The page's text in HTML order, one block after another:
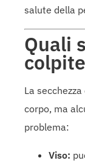
salute della
Quali
La
corpo, ma
problema:
Viso: